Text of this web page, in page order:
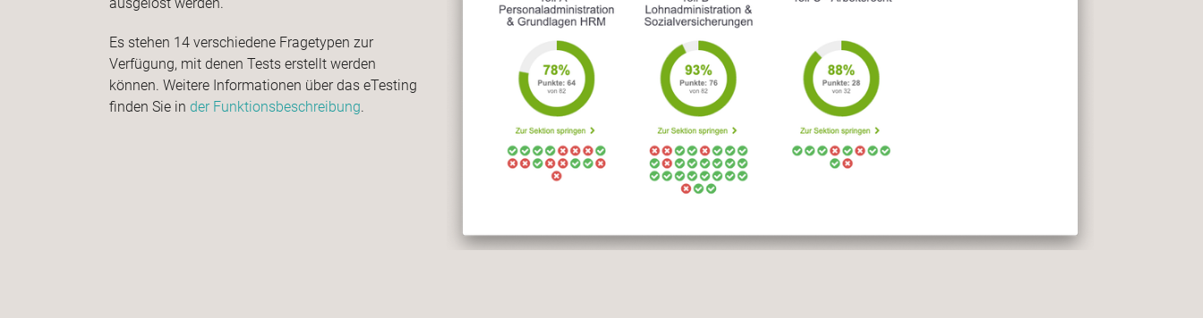
Es stehen 14 verschiedene Fragetypen zur
Verfügung, mit denen Tests erstellt werden
können. Weitere Informationen über das eTesting
finden Sie in der Funktionsbeschreibung.